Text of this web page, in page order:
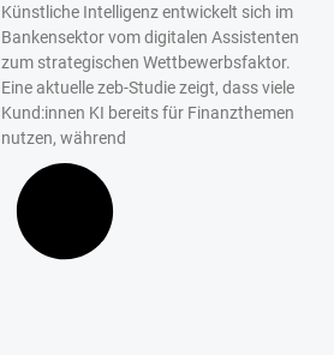
Künstliche Intelligenz entwickelt sich im
Bankensektor vom digitalen Assistenten
zum strategischen Wettbewerbsfaktor.
Eine aktuelle zeb-Studie zeigt, dass viele
Kund:innen KI bereits für Finanzthemen
nutzen, während